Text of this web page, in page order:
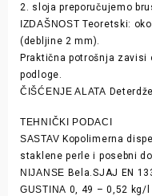
2. sloja preporučujemo
IZDAŠNOST Teoretski:
(debljine 2 mm).
Praktična potrošnja zavisi
podloge.
ČIŠĆENJE ALATA
TEHNIČKI PODACI
SASTAV Kopolimerna
staklene perle i posebni
NIJANSE Bela.SJAJ EN
GUSTINA 0, 49 – 0,52 kg/l